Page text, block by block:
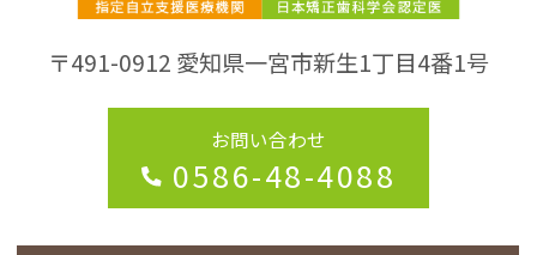
〒491-0912 愛知県一宮市新生1丁目4番1号
お問い合わせ
0586-48-4088